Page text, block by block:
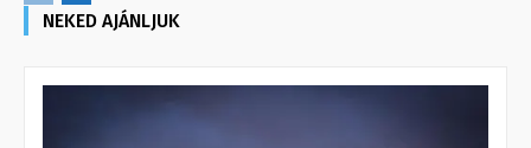
NEKED AJÁNLJUK